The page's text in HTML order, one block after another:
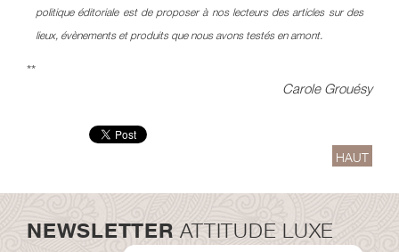
politique éditoriale est de proposer à nos lecteurs des articles sur des
lieux, évènements et produits que nous avons testés en amont.
**
Carole Grouésy
HAUT
NEWSLETTER ATTITUDE LUXE